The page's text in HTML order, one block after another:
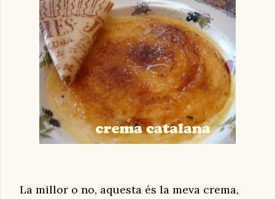
La millor o no, aquesta és la meva crema,